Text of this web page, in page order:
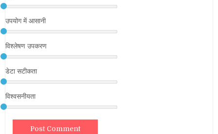
उपयोग में आसानी
विश्लेषण उपकरण
डेटा सटीकता
विश्वसनीयता